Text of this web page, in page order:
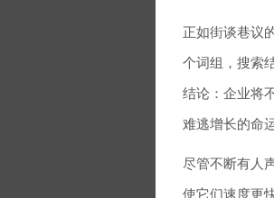
正如街谈巷议
个词组，搜索
结论：企业将
难逃增长的命
尽管不断有人
使它们速度更